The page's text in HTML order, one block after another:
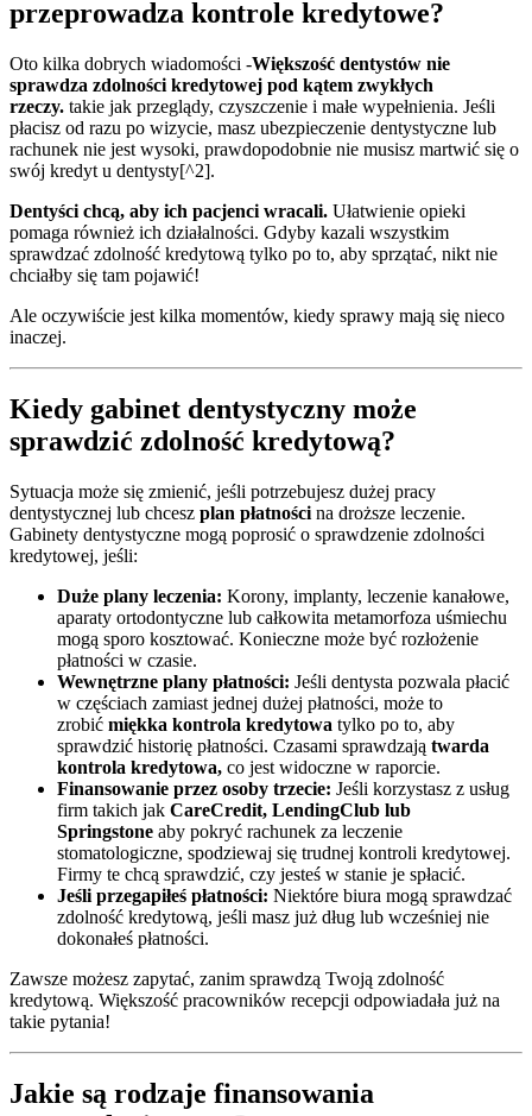
przeprowadza kontrole kredytowe?
Oto kilka dobrych wiadomości -Większość dentystów nie
sprawdza zdolności kredytowej pod kątem zwykłych
rzeczy. takie jak przeglądy, czyszczenie i małe wypełnienia. Jeśli
płacisz od razu po wizycie, masz ubezpieczenie dentystyczne lub
rachunek nie jest wysoki, prawdopodobnie nie musisz martwić się o
swój kredyt u dentysty[^2].
Dentyści chcą, aby ich pacjenci wracali. Ułatwienie opieki
pomaga również ich działalności. Gdyby kazali wszystkim
sprawdzać zdolność kredytową tylko po to, aby sprzątać, nikt nie
chciałby się tam pojawić!
Ale oczywiście jest kilka momentów, kiedy sprawy mają się nieco
inaczej.
Kiedy gabinet dentystyczny może
sprawdzić zdolność kredytową?
Sytuacja może się zmienić, jeśli potrzebujesz dużej pracy
dentystycznej lub chcesz plan płatności na droższe leczenie.
Gabinety dentystyczne mogą poprosić o sprawdzenie zdolności
kredytowej, jeśli:
Duże plany leczenia: Korony, implanty, leczenie kanałowe,
aparaty ortodontyczne lub całkowita metamorfoza uśmiechu
mogą sporo kosztować. Konieczne może być rozłożenie
płatności w czasie.
Wewnętrzne plany płatności: Jeśli dentysta pozwala płacić
w częściach zamiast jednej dużej płatności, może to
zrobić miękka kontrola kredytowa tylko po to, aby
sprawdzić historię płatności. Czasami sprawdzają twarda
kontrola kredytowa, co jest widoczne w raporcie.
Finansowanie przez osoby trzecie: Jeśli korzystasz z usług
firm takich jak CareCredit, LendingClub lub
Springstone aby pokryć rachunek za leczenie
stomatologiczne, spodziewaj się trudnej kontroli kredytowej.
Firmy te chcą sprawdzić, czy jesteś w stanie je spłacić.
Jeśli przegapiłeś płatności: Niektóre biura mogą sprawdzać
zdolność kredytową, jeśli masz już dług lub wcześniej nie
dokonałeś płatności.
Zawsze możesz zapytać, zanim sprawdzą Twoją zdolność
kredytową. Większość pracowników recepcji odpowiadała już na
takie pytania!
Jakie są rodzaje finansowania